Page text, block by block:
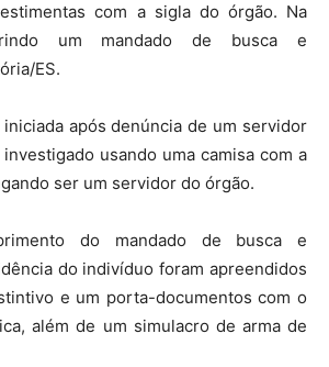
com a sigla do órgão. Na
um mandado de busca e
ES.
após denúncia de um servidor
usando uma camisa com a
ser um servidor do órgão.
do mandado de busca e
do indivíduo foram apreendidos
e um porta-documentos com o
além de um simulacro de arma de